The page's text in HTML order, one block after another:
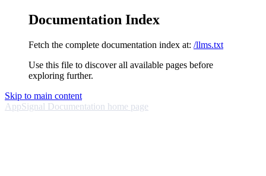
Documentation Index
Fetch the complete documentation index at: /llms.txt
Use this file to discover all available pages before
exploring further.
Skip to main content
AppSignal Documentation home page